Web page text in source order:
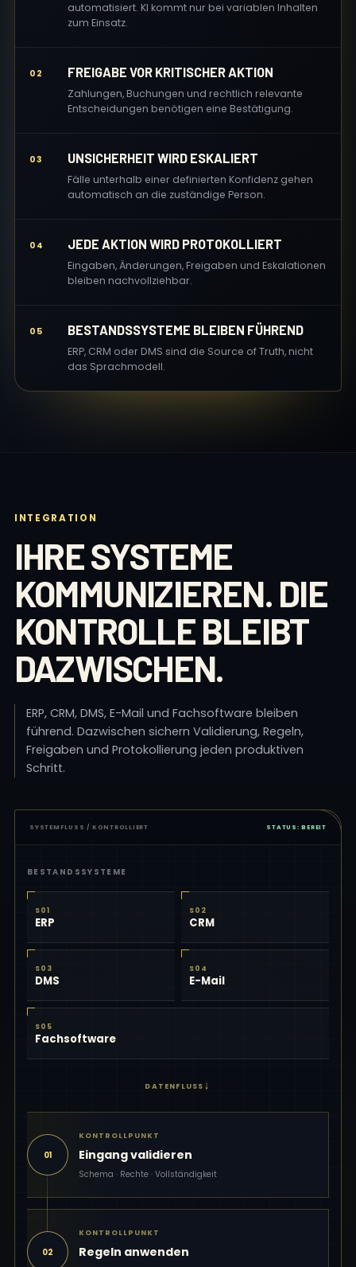
automatisiert. KI kommt nur bei variablen Inhalten
zum Einsatz.
02 FREIGABE VOR KRITISCHER AKTION
Zahlungen, Buchungen und rechtlich relevante
Entscheidungen benötigen eine Bestätigung.
03 UNSICHERHEIT WIRD ESKALIERT
Fälle unterhalb einer definierten Konfidenz gehen
automatisch an die zuständige Person.
04 JEDE AKTION WIRD PROTOKOLLIERT
Eingaben, Änderungen, Freigaben und Eskalationen
bleiben nachvollziehbar.
05 BESTANDSSYSTEME BLEIBEN FÜHREND
ERP, CRM oder DMS sind die Source of Truth, nicht
das Sprachmodell.
INTEGRATION
IHRE SYSTEME
KOMMUNIZIEREN. DIE
KONTROLLE BLEIBT
DAZWISCHEN.
ERP, CRM, DMS, E-Mail und Fachsoftware bleiben
führend. Dazwischen sichern Validierung, Regeln,
Freigaben und Protokollierung jeden produktiven
Schritt.
SYSTEMFLUSS / KONTROLLIERT STATUS: BEREIT
BESTANDSSYSTEME
S01
ERP
S02
CRM
S03
DMS
S04
E-Mail
S05
Fachsoftware
DATENFLUSS ↓
01
KONTROLLPUNKT
Eingang validieren
Schema · Rechte · Vollständigkeit
02
KONTROLLPUNKT
Regeln anwenden